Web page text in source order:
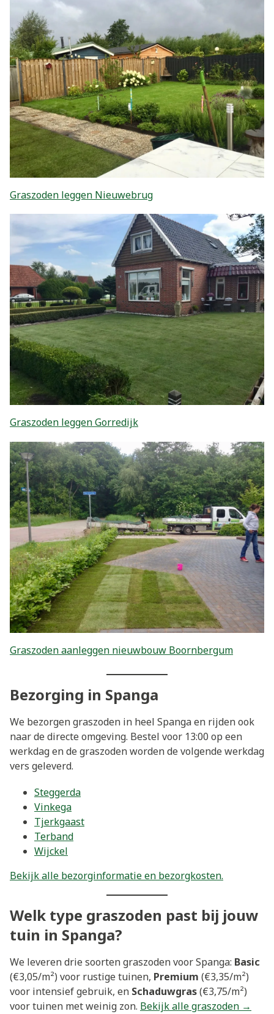
Graszoden leggen Nieuwebrug
Graszoden leggen Gorredijk
Graszoden aanleggen nieuwbouw Boornbergum
Bezorging in Spanga
We bezorgen graszoden in heel Spanga en rijden ook
naar de directe omgeving. Bestel voor 13:00 op een
werkdag en de graszoden worden de volgende werkdag
vers geleverd.
Steggerda
Vinkega
Tjerkgaast
Terband
Wijckel
Bekijk alle bezorginformatie en bezorgkosten.
Welk type graszoden past bij jouw
tuin in Spanga?
We leveren drie soorten graszoden voor Spanga: Basic
(€3,05/m²) voor rustige tuinen, Premium (€3,35/m²)
voor intensief gebruik, en Schaduwgras(€3,75/m²)
voor tuinen met weinig zon. Bekijk alle graszoden →